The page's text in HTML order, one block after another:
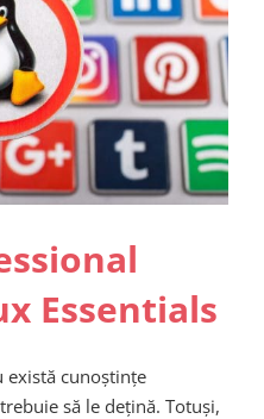
Essentials
există cunoștințe
să le dețină. Totuși,